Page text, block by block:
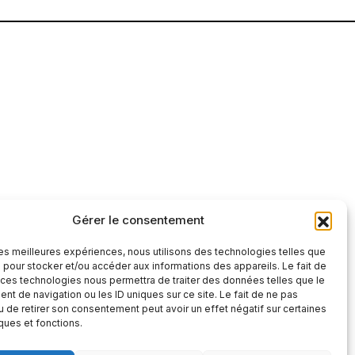
Gérer le consentement
meilleures expériences, nous utilisons des technologies telles que
stocker et/ou accéder aux informations des appareils. Le fait de
technologies nous permettra de traiter des données telles que le
de navigation ou les ID uniques sur ce site. Le fait de ne pas
de retirer son consentement peut avoir un effet négatif sur certaines
et fonctions.
S'abonner
S'abonner
vous confirmez que vous avez lu et
confidentialité et nosconditions